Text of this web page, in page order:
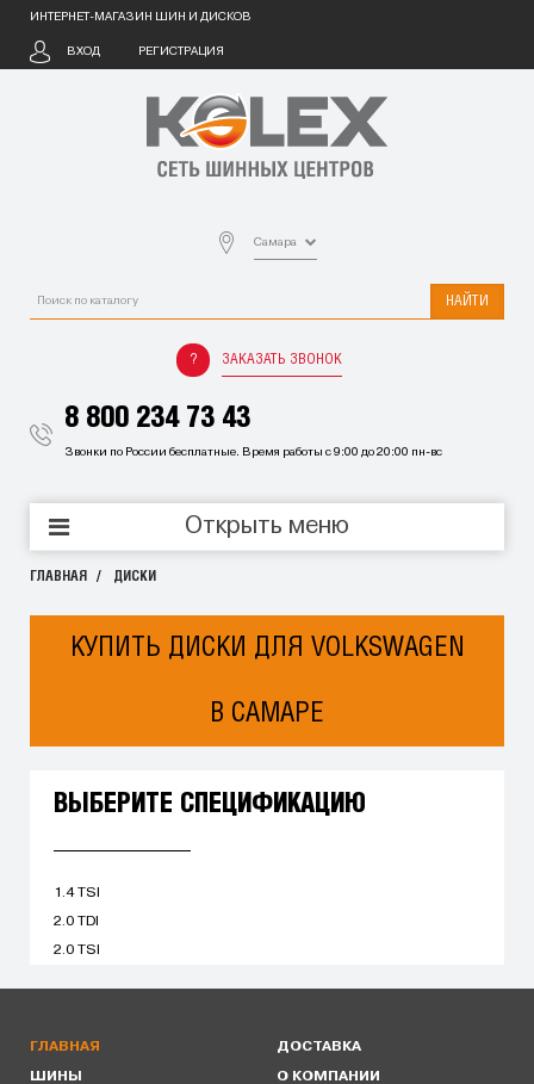
ИНТЕРНЕТ-МАГАЗИН ШИН И ДИСКОВ
ВХОД РЕГИСТРАЦИЯ
Самара
НАЙТИ
ЗАКАЗАТЬ ЗВОНОК
8 800 234 73 43
Звонки по России бесплатные. Время работы с 9:00 до 20:00 пн-вс
Открыть меню
ГЛАВНАЯ ДИСКИ
КУПИТЬ ДИСКИ ДЛЯ VOLKSWAGEN
В САМАРЕ
ВЫБЕРИТЕ СПЕЦИФИКАЦИЮ
1.4 TSI
2.0 TDI
2.0 TSI
ГЛАВНАЯ
ШИНЫ
ДОСТАВКА
О КОМПАНИИ